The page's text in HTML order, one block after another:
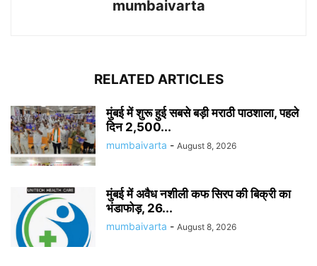
mumbaivarta
RELATED ARTICLES
मुंबई में शुरू हुई सबसे बड़ी मराठी पाठशाला, पहले
दिन 2,500...
mumbaivarta - August 8, 2026
मुंबई में अवैध नशीली कफ सिरप की बिक्री का
भंडाफोड़, 26...
mumbaivarta - August 8, 2026